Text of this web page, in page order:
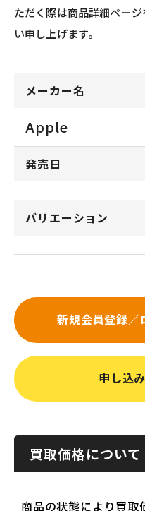
ただく際は商品詳細ペー
い申し上げます。
メーカー名
Apple
発売日
バリエーション
新規会員登録／
申し込
買取価格について
商品の状態により買取